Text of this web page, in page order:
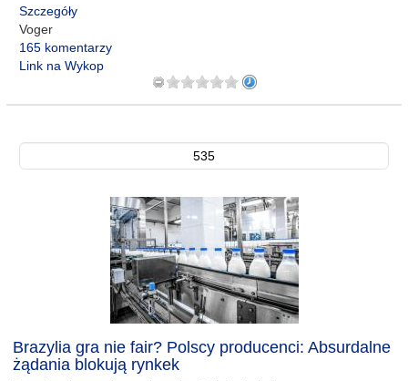
Szczegóły
Voger
165 komentarzy
Link na Wykop
535
Brazylia gra nie fair? Polscy producenci: Absurdalne
żądania blokują rynkek